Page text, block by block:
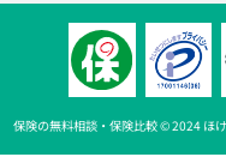
保険の無料相談・保険比較 © 2024 ほ